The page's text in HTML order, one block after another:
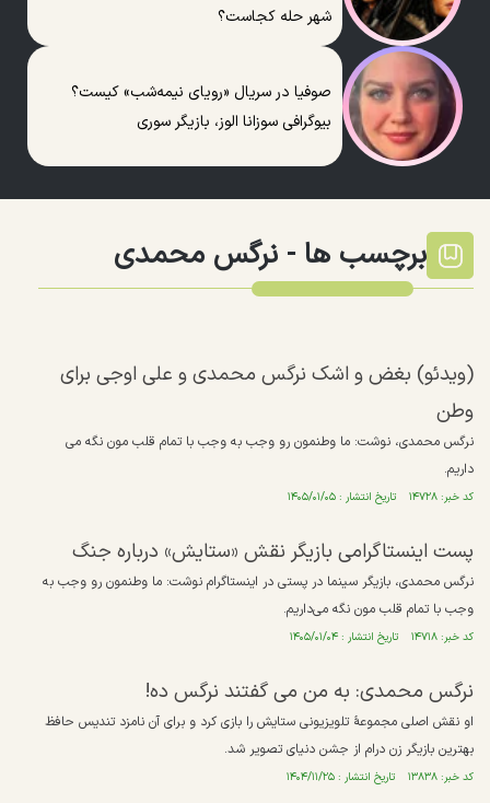
شهر حله کجاست؟
صوفیا در سریال «رویای نیمه‌شب» کیست؟
بیوگرافی سوزانا الوز، بازیگر سوری
برچسب ها - نرگس محمدی
(ویدئو) بغض و اشک‌ نرگس محمدی و علی اوجی برای
وطن
نرگس محمدی، نوشت: ما وطنمون رو وجب به وجب با تمام قلب مون نگه می
داریم.
کد خبر: ۱۴۷۲۸ تاریخ انتشار : ۱۴۰۵/۰۱/۰۵
پست اینستاگرامی بازیگر نقش «ستایش» درباره جنگ
نرگس محمدی، بازیگر سینما در پستی در اینستاگرام نوشت: ما وطنمون رو وجب به
وجب با تمام قلب مون نگه می‌داریم.
کد خبر: ۱۴۷۱۸ تاریخ انتشار : ۱۴۰۵/۰۱/۰۴
نرگس محمدی: به من می گفتند نرگس ده!
او نقش اصلی مجموعهٔ تلویزیونی ستایش را بازی کرد و برای آن نامزد تندیس حافظ
بهترین بازیگر زن درام از جشن دنیای تصویر شد.
کد خبر: ۱۳۸۳۸ تاریخ انتشار : ۱۴۰۴/۱۱/۲۵